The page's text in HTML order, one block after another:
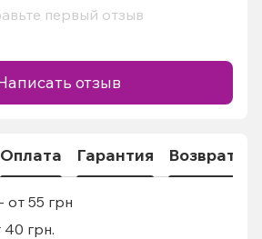
первый отзыв
отзыв
Оплата Гарантия Возврат
от 55 грн
40 грн.